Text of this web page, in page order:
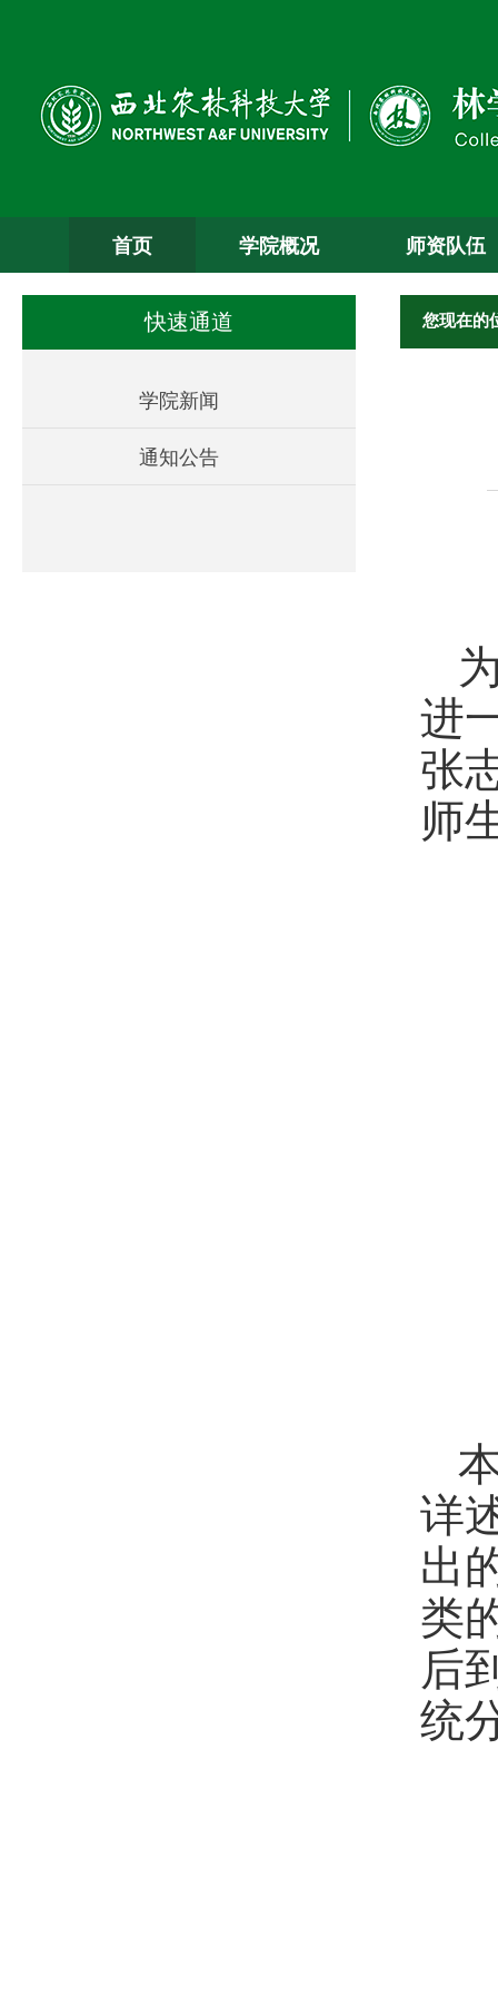
首页 学院概况 师资队伍
快速通道
学院新闻
通知公告
您现在的
进
张
师
详
出
类
后
统